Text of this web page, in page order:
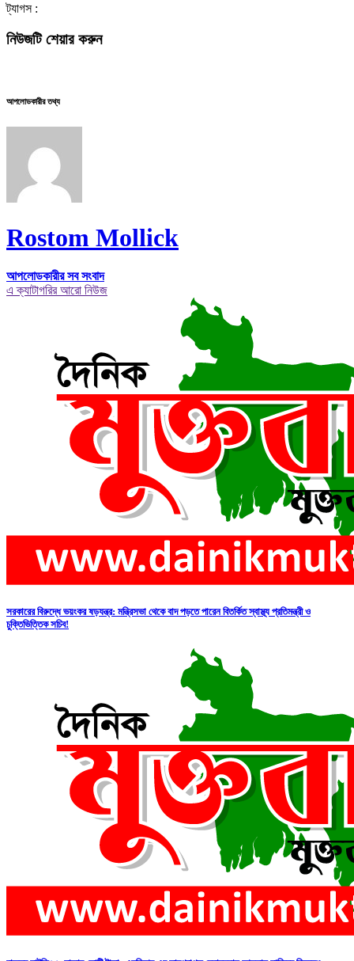
ট্যাগস :
নিউজটি শেয়ার করুন
আপলোডকারীর তথ্য
Rostom Mollick
আপলোডকারীর সব সংবাদ
এ ক্যাটাগরির আরো নিউজ
সরকারের বিরুদ্ধে ভয়ংকর ষড়যন্ত্র: মন্ত্রিসভা থেকে বাদ পড়তে পারেন বিতর্কিত স্বাস্থ্য প্রতিমন্ত্রী ও
চুক্তিভিত্তিক সচিব!